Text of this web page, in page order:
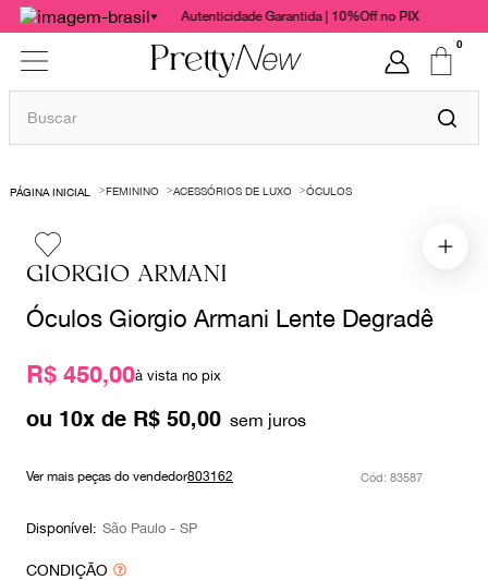
Autenticidade Garantida | 10%Off no PIX
0
Buscar
FEMININO ACESSÓRIOS DE LUXO ÓCULOS
GIORGIO ARMANI
Óculos Giorgio Armani Lente Degradê
R$ 450,00à vista no pix
ou 10x de R$ 50,00
Ver mais peças do vendedor803162 : 83587
Disponível: São Paulo - SP
CONDIÇÃO
1º
bolsas
cris barros
chanel
vestido
valentino
paula raia
burberry